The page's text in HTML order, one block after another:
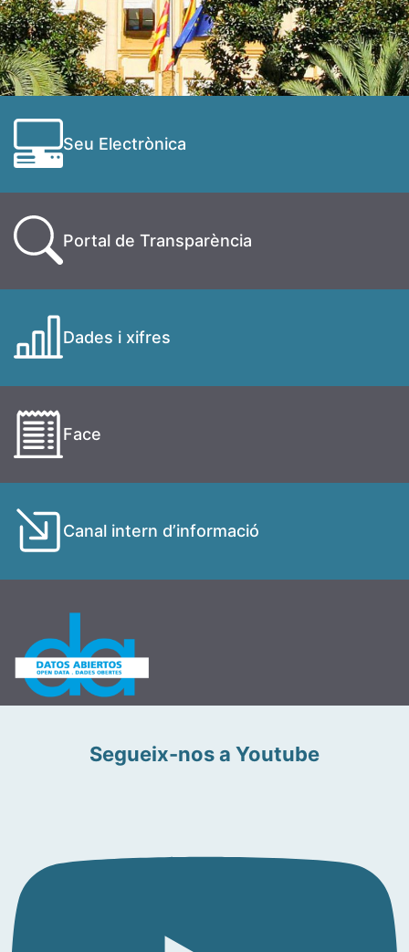
Seu Electrònica
Portal de Transparència
Dades i xifres
Face
Canal intern d’informació
Segueix-nos a Youtube